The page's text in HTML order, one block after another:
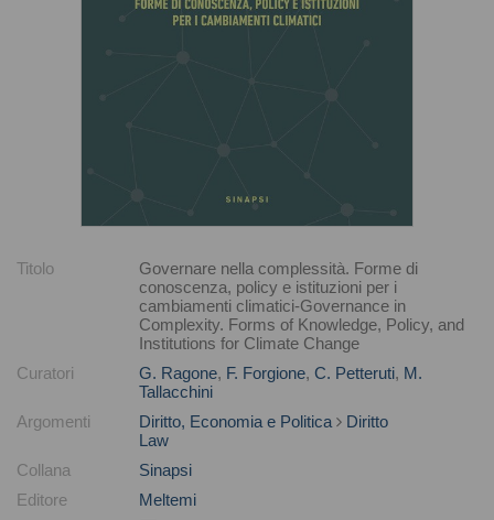
Titolo
Governare nella complessità. Forme di
conoscenza, policy e istituzioni per i
cambiamenti climatici-Governance in
Complexity. Forms of Knowledge, Policy, and
Institutions for Climate Change
Curatori
G. Ragone, F. Forgione, C. Petteruti, M.
Tallacchini
Argomenti
Diritto, Economia e Politica
Diritto
Law
Collana
Sinapsi
Editore
Meltemi